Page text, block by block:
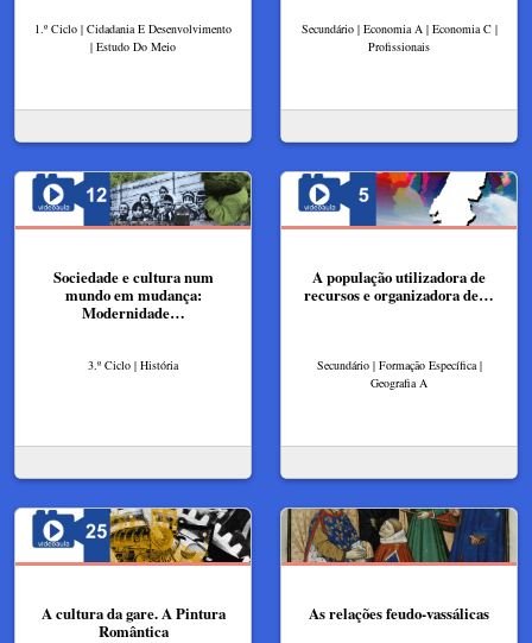
1.º Ciclo | Cidadania E Desenvolvimento
| Estudo Do Meio
Secundário | Economia A | Economia C |
Profissionais
Sociedade e cultura num
mundo em mudança:
Modernidade…
3.º Ciclo | História
A população utilizadora de
recursos e organizadora de…
Secundário | Formação Específica |
Geografia A
A cultura da gare. A Pintura
Romântica
As relações feudo-vassálicas